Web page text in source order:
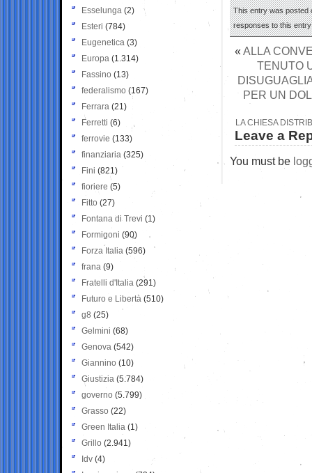
This entry was posted
responses to this
« ALLA
TENUTO
PER UN
LA CHIESA
Leave a
You must be
Esselunga (2)
Esteri (784)
Eugenetica (3)
Europa (1.314)
Fassino (13)
federalismo (167)
Ferrara (21)
Ferretti (6)
ferrovie (133)
finanziaria (325)
Fini (821)
fioriere (5)
Fitto (27)
Fontana di Trevi (1)
Formigoni (90)
Forza Italia (596)
frana (9)
Fratelli d'Italia (291)
Futuro e Libertà (510)
g8 (25)
Gelmini (68)
Genova (542)
Giannino (10)
Giustizia (5.784)
governo (5.799)
Grasso (22)
Green Italia (1)
Grillo (2.941)
Idv (4)